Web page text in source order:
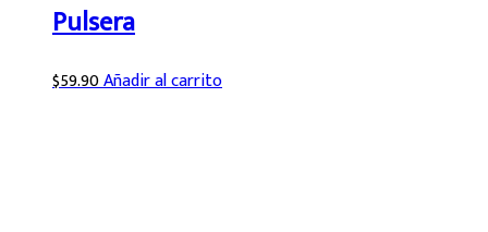
Pulsera
$59.90Añadir al carrito